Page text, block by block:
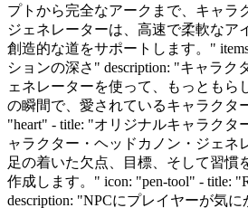
プトから完全なアークまで、キャラ
ジェネレーターは、高速で柔軟なア
創造的な道をサポートします。"
ションの深さ" description: "キャラク
ェネレーターを使って、もっともら
の瞬間で、愛されているキャラクタ
"heart" - title: "オリジナルキャラクタ
ャラクター・ヘッドカノン・ジェネ
足の着いた欠点、目標、そして習慣
作成します。" icon: "pen-tool" - title:
description: "NPCにプレイヤーが気